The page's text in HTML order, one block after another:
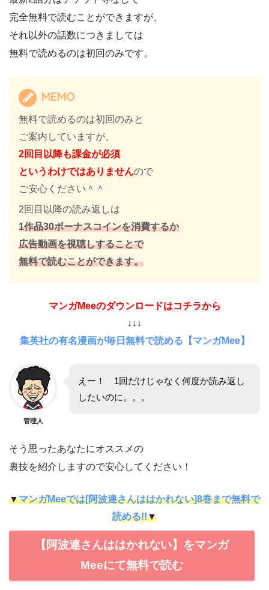
完全無料で読むことができますが、
それ以外の話数につきましては
無料で読めるのは初回のみです。
MEMO
無料で読めるのは初回のみと
ご案内していますが、
2回目以降も課金が必須
というわけではありませんので
ご安心ください＾＾
2回目以降の読み返しは
1作品30ボーナスコインを消費するか
広告動画を視聴しすることで
無料で読むことができます。
マンガMeeのダウンロードはコチラから
↓↓↓
集英社の有名漫画が毎日無料で読める【マンガMee】
管理人
えー！ 1回だけじゃなく何度か読み返し
したいのに。。。
そう思ったあなたにオススメの
裏技を紹介しますので安心してください！
▼マンガMeeでは[阿波連さんははかれない]8巻まで無料で
読める!!▼
【阿波連さんははかれない】をマンガ
Meeにて無料で読む